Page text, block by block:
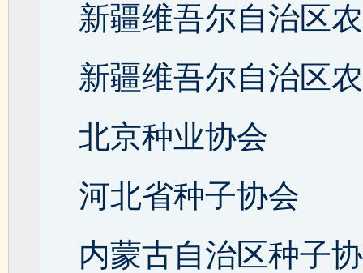
新疆维吾尔自治区
新疆维吾尔自治区
北京种业协会
河北省种子协会
内蒙古自治区种子